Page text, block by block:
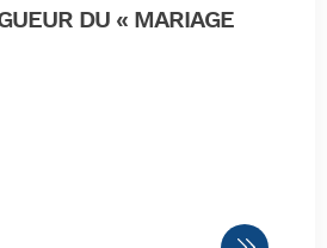
DU « MARIAGE